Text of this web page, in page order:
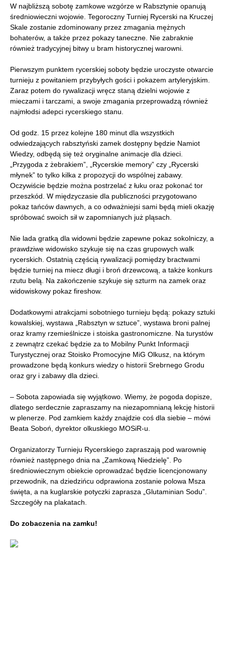
W najbliższą sobotę zamkowe wzgórze w Rabsztynie opanują
średniowieczni wojowie. Tegoroczny Turniej Rycerski na Kruczej
Skale zostanie zdominowany przez zmagania mężnych
bohaterów, a także przez pokazy taneczne. Nie zabraknie
również tradycyjnej bitwy u bram historycznej warowni.
Pierwszym punktem rycerskiej soboty będzie uroczyste otwarcie
turnieju z powitaniem przybyłych gości i pokazem artyleryjskim.
Zaraz potem do rywalizacji wręcz staną dzielni wojowie z
mieczami i tarczami, a swoje zmagania przeprowadzą również
najmłodsi adepci rycerskiego stanu.
Od godz. 15 przez kolejne 180 minut dla wszystkich
odwiedzających rabsztyński zamek dostępny będzie Namiot
Wiedzy, odbędą się też oryginalne animacje dla dzieci.
„Przygoda z żebrakiem”, „Rycerskie memory” czy „Rycerski
młynek” to tylko kilka z propozycji do wspólnej zabawy.
Oczywiście będzie można postrzelać z łuku oraz pokonać tor
przeszkód. W międzyczasie dla publiczności przygotowano
pokaz tańców dawnych, a co odważniejsi sami będą mieli okazję
spróbować swoich sił w zapomnianych już pląsach.
Nie lada gratką dla widowni będzie zapewne pokaz sokolniczy, a
prawdziwe widowisko szykuje się na czas grupowych walk
rycerskich. Ostatnią częścią rywalizacji pomiędzy bractwami
będzie turniej na miecz długi i broń drzewcową, a także konkurs
rzutu belą. Na zakończenie szykuje się szturm na zamek oraz
widowiskowy pokaz fireshow.
Dodatkowymi atrakcjami sobotniego turnieju będą: pokazy sztuki
kowalskiej, wystawa „Rabsztyn w sztuce”, wystawa broni palnej
oraz kramy rzemieślnicze i stoiska gastronomiczne. Na turystów
z zewnątrz czekać będzie za to Mobilny Punkt Informacji
Turystycznej oraz Stoisko Promocyjne MiG Olkusz, na którym
prowadzone będą konkurs wiedzy o historii Srebrnego Grodu
oraz gry i zabawy dla dzieci.
– Sobota zapowiada się wyjątkowo. Wiemy, że pogoda dopisze,
dlatego serdecznie zapraszamy na niezapomnianą lekcję historii
w plenerze. Pod zamkiem każdy znajdzie coś dla siebie – mówi
Beata Soboń, dyrektor olkuskiego MOSiR-u.
Organizatorzy Turnieju Rycerskiego zapraszają pod warownię
również następnego dnia na „Zamkową Niedzielę”. Po
średniowiecznym obiekcie oprowadzać będzie licencjonowany
przewodnik, na dziedzińcu odprawiona zostanie polowa Msza
święta, a na kuglarskie potyczki zaprasza „Glutaminian Sodu”.
Szczegóły na plakatach.
Do zobaczenia na zamku!